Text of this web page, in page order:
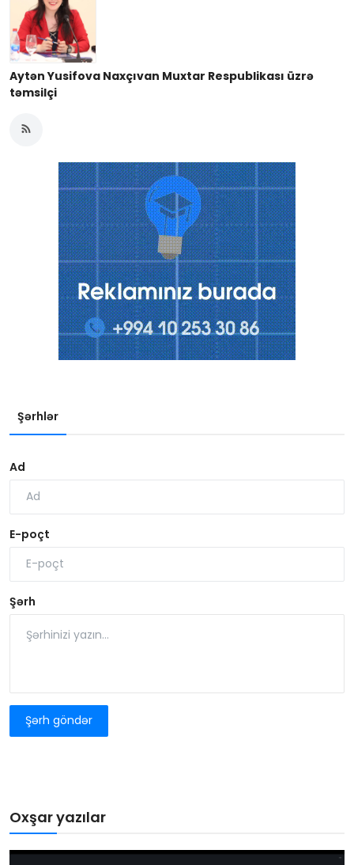
Aytən Yusifova Naxçıvan Muxtar Respublikası üzrə
təmsilçi
Şərhlər
Ad
E-poçt
Şərh
Şərh göndər
Oxşar yazılar